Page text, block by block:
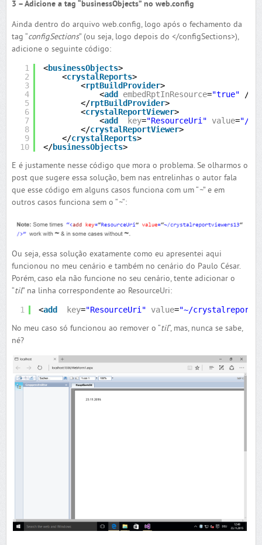
3 – Adicione a tag “businessObjects” no web.config
Ainda dentro do arquivo web.config, logo após o fechamento da
tag “configSections” (ou seja, logo depois do </configSections>),
adicione o seguinte código:
1
2
3
4
5
6
7
8
9
10
<businessObjects>
<crystalReports>
<rptBuildProvider>
<add embedRptInResource="true"
/>
</rptBuildProvider>
<crystalReportViewer>
<add key="ResourceUri" value="/
</crystalReportViewer>
</crystalReports>
</businessObjects>
E é justamente nesse código que mora o problema. Se olharmos o
post que sugere essa solução, bem nas entrelinhas o autor fala
que esse código em alguns casos funciona com um “~” e em
outros casos funciona sem o “~“:
Ou seja, essa solução exatamente como eu apresentei aqui
funcionou no meu cenário e também no cenário do Paulo César.
Porém, caso ela não funcione no seu cenário, tente adicionar o
“til” na linha correspondente ao ResourceUri:
1 <add key="ResourceUri" value="~/
No meu caso só funcionou ao remover o “til“, mas, nunca se sabe,
né?